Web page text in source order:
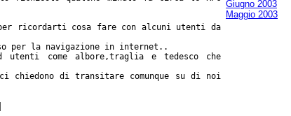
ricordarti cosa fare con alcuni utenti da
per la navigazione in internet..
come albore,traglia e tedesco che
chiedono di transitare comunque su di noi
Giugno 2003
Maggio 2003